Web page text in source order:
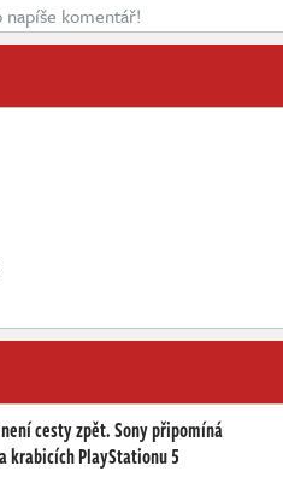
komentář!
cesty zpět. Sony připomíná
krabicích PlayStationu 5